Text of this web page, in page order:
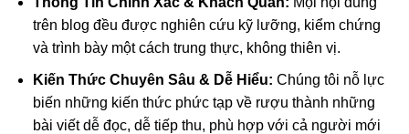
trên blog đều được nghiên cứu kỹ lưỡng, kiểm chứng
và trình bày một cách trung thực, không thiên vị.
Kiến Thức Chuyên Sâu & Dễ Hiểu: Chúng tôi nỗ lực
biến những kiến thức phức tạp về rượu thành những
bài viết dễ đọc, dễ tiếp thu, phù hợp với cả người mới